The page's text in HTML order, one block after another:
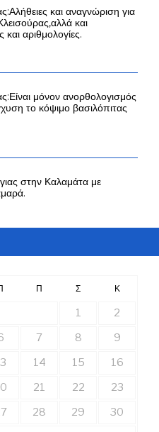
και αναγνώριση για
και
αριθμολογίες.
μόνον ανορθολογισμός
το κόψιμο βασιλόπιτας
στην Καλαμάτα με
Π Σ Κ
1
2
7 8
9
14 15
16
21 22
23
28 29
30